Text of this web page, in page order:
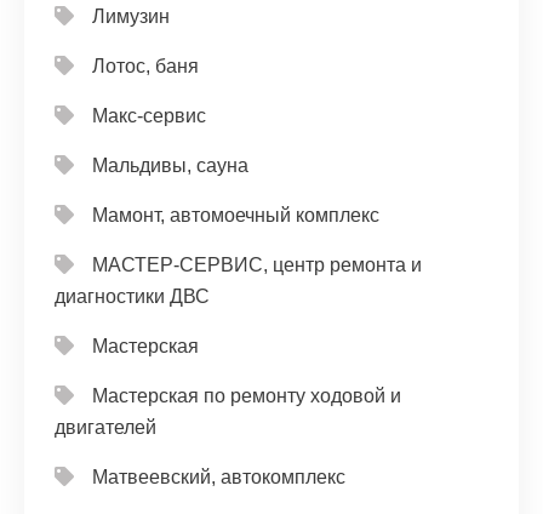
Лимузин
Лотос, баня
Макс-сервис
Мальдивы, сауна
Мамонт, автомоечный комплекс
МАСТЕР-СЕРВИС, центр ремонта и
диагностики ДВС
Мастерская
Мастерская по ремонту ходовой и
двигателей
Матвеевский, автокомплекс